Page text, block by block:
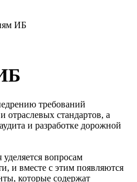
ИБ
требований
отраслевых стандартов, а
и разработке дорожной
вопросам
и вместе с этим появляются
которые содержат